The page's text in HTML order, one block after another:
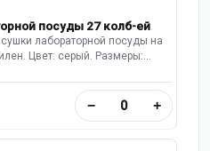
посуды 27 колб-ей
лабораторной посуды на
Цвет: серый. Размеры:
поддон.
воды.
− +